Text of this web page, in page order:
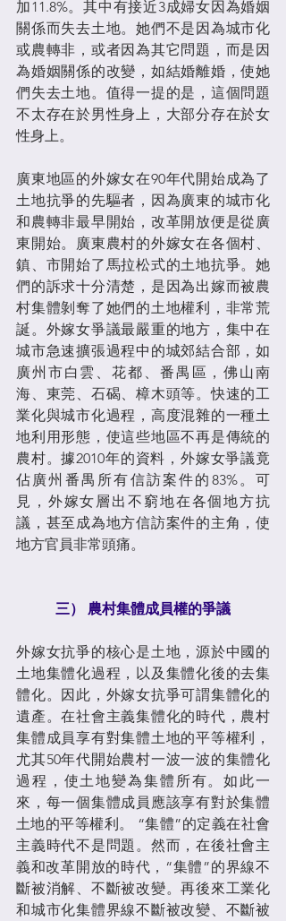
加11.8%。其中有接近3成婦女因為婚姻
關係而失去土地。她們不是因為城市化
或農轉非，或者因為其它問題，而是因
為婚姻關係的改變，如結婚離婚，使她
們失去土地。值得一提的是，這個問題
不太存在於男性身上，大部分存在於女
性身上。
廣東地區的外嫁女在90年代開始成為了
土地抗爭的先驅者，因為廣東的城市化
和農轉非最早開始，改革開放便是從廣
東開始。廣東農村的外嫁女在各個村、
鎮、市開始了馬拉松式的土地抗爭。她
們的訴求十分清楚，是因為出嫁而被農
村集體剝奪了她們的土地權利，非常荒
誕。外嫁女爭議最嚴重的地方，集中在
城市急速擴張過程中的城郊結合部，如
廣州市白雲、花都、番禺區，佛山南
海、東莞、石碣、樟木頭等。快速的工
業化與城市化過程，高度混雜的一種土
地利用形態，使這些地區不再是傳統的
農村。據2010年的資料，外嫁女爭議竟
佔廣州番禺所有信訪案件的83%。可
見，外嫁女層出不窮地在各個地方抗
議，甚至成為地方信訪案件的主角，使
地方官員非常頭痛。
三） 農村集體成員權的爭議
外嫁女抗爭的核心是土地，源於中國的
土地集體化過程，以及集體化後的去集
體化。因此，外嫁女抗爭可謂集體化的
遺產。在社會主義集體化的時代，農村
集體成員享有對集體土地的平等權利，
尤其50年代開始農村一波一波的集體化
過程，使土地變為集體所有。如此一
來，每一個集體成員應該享有對於集體
土地的平等權利。 “集體”的定義在社會
主義時代不是問題。然而，在後社會主
義和改革開放的時代，“集體”的界線不
斷被消解、不斷被改變。再後來工業化
和城市化集體界線不斷被改變、不斷被